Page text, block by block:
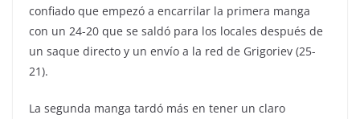
confiado que empezó a encarrilar la primera manga
con un 24-20 que se saldó para los locales después de
un saque directo y un envío a la red de Grigoriev (25-
21).
La segunda manga tardó más en tener un claro